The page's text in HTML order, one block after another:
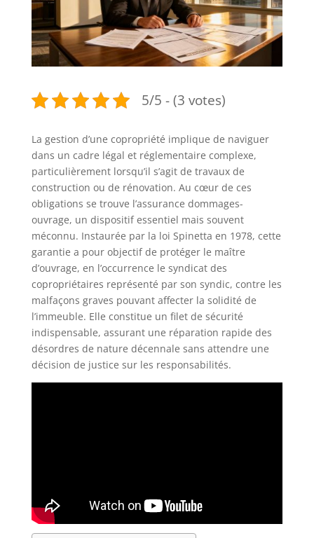
5/5 - (3 votes)
La gestion d’une copropriété implique de naviguer
dans un cadre légal et réglementaire complexe,
particulièrement lorsqu’il s’agit de travaux de
construction ou de rénovation. Au cœur de ces
obligations se trouve l’assurance dommages-
ouvrage, un dispositif essentiel mais souvent
méconnu. Instaurée par la loi Spinetta en 1978, cette
garantie a pour objectif de protéger le maître
d’ouvrage, en l’occurrence le syndicat des
copropriétaires représenté par son syndic, contre les
malfaçons graves pouvant affecter la solidité de
l’immeuble. Elle constitue un filet de sécurité
indispensable, assurant une réparation rapide des
désordres de nature décennale sans attendre une
décision de justice sur les responsabilités.